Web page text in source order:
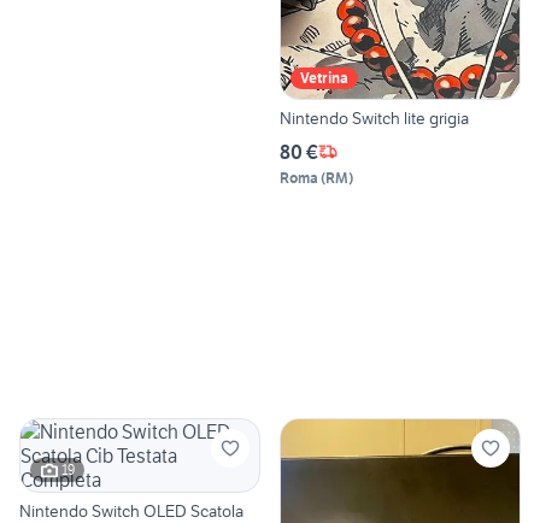
Vetrina
Nintendo Switch lite grigia
80 €
Roma (RM)
19
Nintendo Switch OLED Scatola